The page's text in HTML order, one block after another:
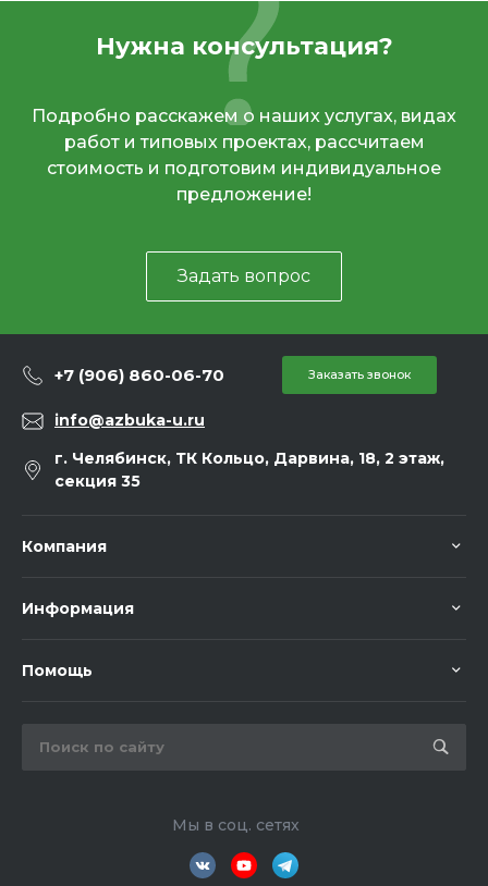
Нужна консультация?
Подробно расскажем о наших услугах, видах
работ и типовых проектах, рассчитаем
стоимость и подготовим индивидуальное
предложение!
Задать вопрос
+7 (906) 860-06-70 Заказать звонок
info@azbuka-u.ru
г. Челябинск, ТК Кольцо, Дарвина, 18, 2 этаж,
секция 35
Компания
Информация
Помощь
Мы в соц. сетях